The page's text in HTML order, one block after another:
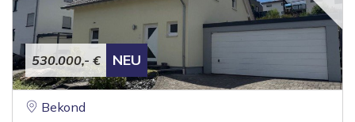
530.000,- € NEU
Bekond